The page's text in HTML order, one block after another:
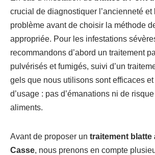
crucial de diagnostiquer l’ancienneté et
problème avant de choisir la méthode
appropriée. Pour les infestations
recommandons d’abord un traitement
pulvérisés et fumigés, suivi d’un
gels que nous utilisons sont efficaces
d’usage : pas d’émanations ni de
aliments.
Avant de proposer un traitement blatte
Casse, nous prenons en compte